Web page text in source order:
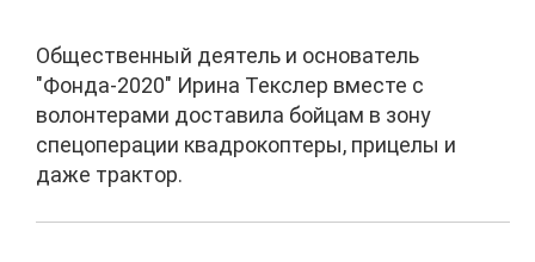
Общественный деятель и основатель
"Фонда-2020" Ирина Текслер вместе с
волонтерами доставила бойцам в зону
спецоперации квадрокоптеры, прицелы и
даже трактор.